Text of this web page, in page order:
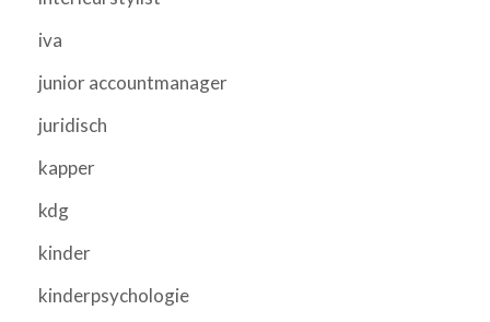
iva
junior accountmanager
juridisch
kapper
kdg
kinder
kinderpsychologie